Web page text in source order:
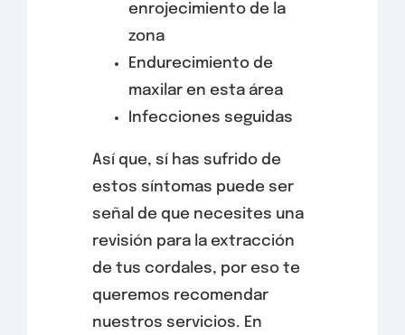
enrojecimiento de la
zona
Endurecimiento de
maxilar en esta área
Infecciones seguidas
Así que, sí has sufrido de
estos síntomas puede ser
señal de que necesites una
revisión para la extracción
de tus cordales, por eso te
queremos recomendar
nuestros servicios. En